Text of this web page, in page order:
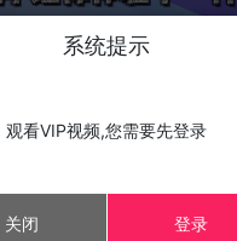
为苹果手机,请进行以下修改;
系统提示
观看VIP视频,您需要先登录
关闭 登录